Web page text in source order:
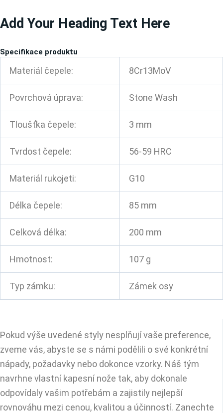
na
Add Your Heading Text Here
Specifikace produktu
Materiál čepele: 8Cr13MoV
Povrchová úprava: Stone Wash
Tloušťka čepele: 3 mm
Tvrdost čepele: 56-59 HRC
Materiál rukojeti: G10
Délka čepele: 85 mm
Celková délka: 200 mm
Hmotnost: 107 g
Typ zámku: Zámek osy
Pokud výše uvedené styly nesplňují vaše preference,
zveme vás, abyste se s námi podělili o své konkrétní
nápady, požadavky nebo dokonce vzorky. Náš tým
navrhne vlastní kapesní nože tak, aby dokonale
odpovídaly vašim potřebám a zajistily nejlepší
rovnováhu mezi cenou, kvalitou a účinností. Zanechte